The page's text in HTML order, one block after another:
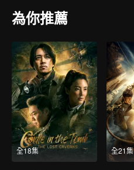
為你推薦
全18集 全21集